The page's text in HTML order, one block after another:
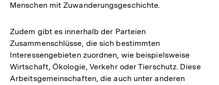
Menschen mit Zuwanderungsgeschichte.
Zudem gibt es innerhalb der Parteien
Zusammenschlüsse, die sich bestimmten
Interessengebieten zuordnen, wie beispielsweise
Wirtschaft, Ökologie, Verkehr oder Tierschutz. Diese
Arbeitsgemeinschaften, die auch unter anderen